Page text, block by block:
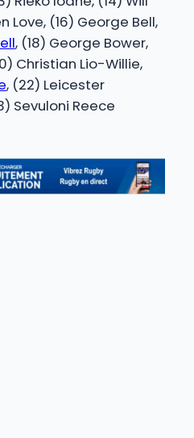
Love, (16) George Bell,
, (18) George Bower,
Christian Lio-Willie,
, (22) Leicester
Sevuloni Reece